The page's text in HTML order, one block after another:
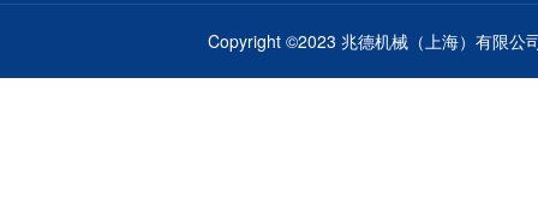
Copyright ©2023 兆德机械（上海）有限公